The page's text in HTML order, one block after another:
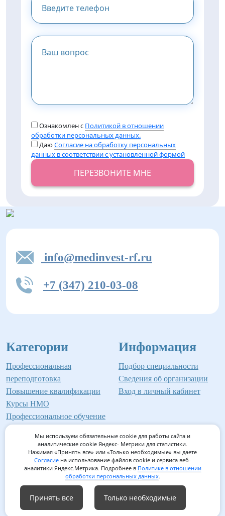
Ознакомлен с Политикой в отношении
обработки персональных данных.
ДаюСогласие на обработку персональных
данных в соответствии с установленной формой
ПЕРЕЗВОНИТЕ МНЕ
info@medinvest-rf.ru
+7 (347) 210-03-08
Категории
Профессиональная
переподготовка
Повышение квалификации
Курсы НМО
Профессиональное обучение
Информация
Подбор специальности
Сведения об организации
Вход в личный кабинет
©2026 Институт профессионального образования
Мед-Инвест
Согласие на обработку персональных данных/Согласие на
использование файлов cookie
Политика обработки
Мы используем обязательные cookie для работы сайта и
аналитические cookie Яндекс- Метрики для статистики.
Нажимая «Принять все» или «Только необходимые» вы даете
Согласие на использование файлов cookie и сервиса веб-
аналитики Яндекс.Метрика. Подробнее в Политике в отношении
обработки персональных данных.
Принять все Только необходимые